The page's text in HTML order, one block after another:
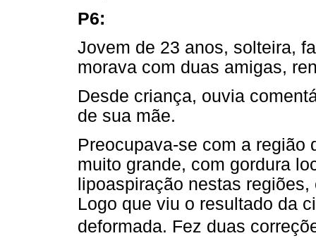
P6:
Jovem de 23 anos, solteira,
morava com duas amigas,
Desde criança, ouvia
de sua mãe.
Preocupava-se com a região
muito grande, com gordura
lipoaspiração nestas
Logo que viu o resultado da
deformada. Fez duas